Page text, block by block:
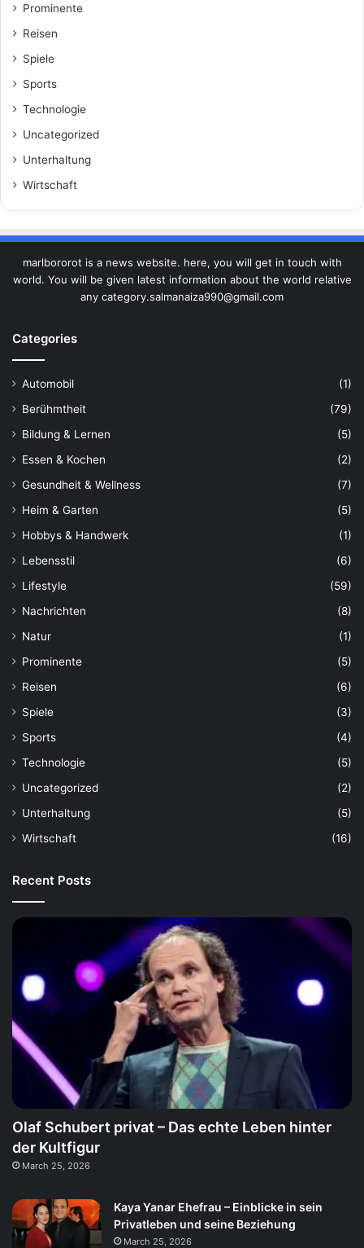
Prominente
Reisen
Spiele
Sports
Technologie
Uncategorized
Unterhaltung
Wirtschaft
marlbororot is a news website. here, you will get in touch with
world. You will be given latest information about the world relative
any category.salmanaiza990@gmail.com
Categories
Automobil
(1)
Berühmtheit
(79)
Bildung & Lernen
(5)
Essen & Kochen
(2)
Gesundheit & Wellness
(7)
Heim & Garten
(5)
Hobbys & Handwerk
(1)
Lebensstil
(6)
Lifestyle
(59)
Nachrichten
(8)
Natur
(1)
Prominente
(5)
Reisen
(6)
Spiele
(3)
Sports
(4)
Technologie
(5)
Uncategorized
(2)
Unterhaltung
(5)
Wirtschaft
(16)
Recent Posts
Olaf Schubert privat – Das echte Leben hinter
der Kultfigur
March 25, 2026
Kaya Yanar Ehefrau – Einblicke in sein
Privatleben und seine Beziehung
March 25, 2026